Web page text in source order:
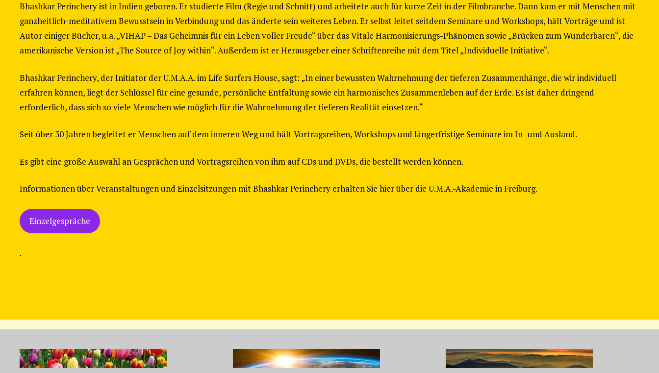
Bhashkar Perinchery ist in Indien geboren. Er studierte Film (Regie und Schnitt) und arbeitete auch für kurze Zeit in der Filmbranche. Dann kam er mit Menschen mit
ganzheitlich-meditativem Bewusstsein in Verbindung und das änderte sein weiteres Leben. Er selbst leitet seitdem Seminare und Workshops, hält Vorträge und ist
Autor einiger Bücher, u.a. „VIHAP – Das Geheimnis für ein Leben voller Freude“ über das Vitale Harmonisierungs-Phänomen sowie „Brücken zum Wunderbaren“, die
amerikanische Version ist „The Source of Joy within“. Außerdem ist er Herausgeber einer Schriftenreihe mit dem Titel „Individuelle Initiative“.
Bhashkar Perinchery, der Initiator der U.M.A.A. im Life Surfers House, sagt: „In einer bewussten Wahrnehmung der tieferen Zusammenhänge, die wir individuell
erfahren können, liegt der Schlüssel für eine gesunde, persönliche Entfaltung sowie ein harmonisches Zusammenleben auf der Erde. Es ist daher dringend
erforderlich, dass sich so viele Menschen wie möglich für die Wahrnehmung der tieferen Realität einsetzen.“
Seit über 30 Jahren begleitet er Menschen auf dem inneren Weg und hält Vortragsreihen, Workshops und längerfristige Seminare im In- und Ausland.
Es gibt eine große Auswahl an Gesprächen und Vortragsreihen von ihm auf CDs und DVDs, die bestellt werden können.
Informationen über Veranstaltungen und Einzelsitzungen mit Bhashkar Perinchery erhalten Sie hier über die U.M.A.-Akademie in Freiburg.
Einzelgespräche
.